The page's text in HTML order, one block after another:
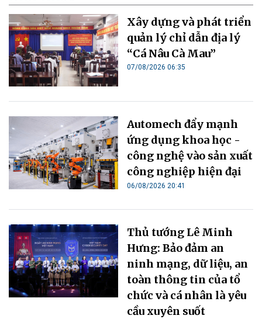
Xây dựng và phát triển
quản lý chỉ dẫn địa lý
“Cá Nâu Cà Mau”
07/08/2026 06:35
Automech đẩy mạnh
ứng dụng khoa học -
công nghệ vào sản xuất
công nghiệp hiện đại
06/08/2026 20:41
Thủ tướng Lê Minh
Hưng: Bảo đảm an
ninh mạng, dữ liệu, an
toàn thông tin của tổ
chức và cá nhân là yêu
cầu xuyên suốt